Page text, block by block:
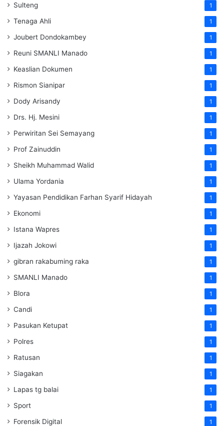
Sulteng 1
Tenaga Ahli 1
Joubert Dondokambey 1
Reuni SMANLI Manado 1
Keaslian Dokumen 1
Rismon Sianipar 1
Dody Arisandy 1
Drs. Hj. Mesini 1
Perwiritan Sei Semayang 1
Prof Zainuddin 1
Sheikh Muhammad Walid 1
Ulama Yordania 1
Yayasan Pendidikan Farhan Syarif Hidayah 1
Ekonomi 1
Istana Wapres 1
Ijazah Jokowi 1
gibran rakabuming raka 1
SMANLI Manado 1
Blora 1
Candi 1
Pasukan Ketupat 1
Polres 1
Ratusan 1
Siagakan 1
Lapas tg balai 1
Sport 1
Forensik Digital 1